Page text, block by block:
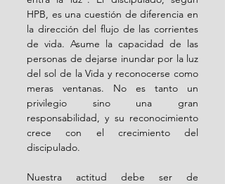
HPB, es una cuestión de diferencia en
la dirección del flujo de las corrientes
de vida. Asume la capacidad de las
personas de dejarse inundar por la luz
del sol de la Vida y reconocerse como
meras ventanas. No es tanto un
privilegio sino una gran
responsabilidad, y su reconocimiento
crece con el crecimiento del
discipulado.
Nuestra actitud debe ser de